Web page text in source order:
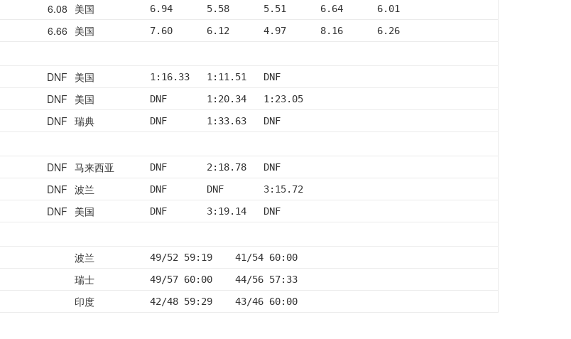
6.08 美国 6.94      5.58      5.51      6.64      6.01
6.66 美国 7.60      6.12      4.97      8.16      6.26
DNF 美国 1:16.33   1:11.51   DNF
DNF 美国 DNF       1:20.34   1:23.05
DNF 瑞典 DNF       1:33.63   DNF
DNF 马来西亚 DNF       2:18.78   DNF
DNF 波兰 DNF       DNF       3:15.72
DNF 美国 DNF       3:19.14   DNF
波兰 49/52 59:19    41/54 60:00
瑞士 49/57 60:00    44/56 57:33
印度 42/48 59:29    43/46 60:00